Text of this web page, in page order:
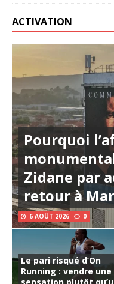
ACTIVATION
Pourquoi
Zidane par
retour à
6 AOÛT 2026 0
Le pari risqué d’On
Running : vendre une